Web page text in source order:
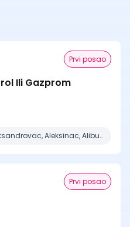
Prvi posao
Ili Gazprom
Ada, Aleksandrovac, Aleksinac, Alibunar, Apatin + 206 mesta
Prvi posao